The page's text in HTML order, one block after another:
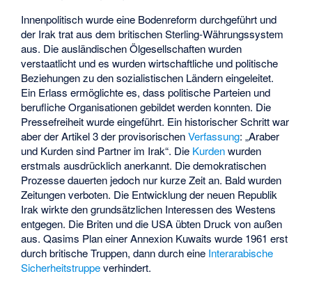
Innenpolitisch wurde eine Bodenreform durchgeführt und
der Irak trat aus dem britischen Sterling-Währungssystem
aus. Die ausländischen Ölgesellschaften wurden
verstaatlicht und es wurden wirtschaftliche und politische
Beziehungen zu den sozialistischen Ländern eingeleitet.
Ein Erlass ermöglichte es, dass politische Parteien und
berufliche Organisationen gebildet werden konnten. Die
Pressefreiheit wurde eingeführt. Ein historischer Schritt war
aber der Artikel 3 der provisorischenVerfassung: „Araber
und Kurden sind Partner im Irak“. Die Kurdenwurden
erstmals ausdrücklich anerkannt. Die demokratischen
Prozesse dauerten jedoch nur kurze Zeit an. Bald wurden
Zeitungen verboten. Die Entwicklung der neuen Republik
Irak wirkte den grundsätzlichen Interessen des Westens
entgegen. Die Briten und die USA übten Druck von außen
aus. Qasims Plan einer Annexion Kuwaits wurde 1961 erst
durch britische Truppen, dann durch eine Interarabische
Sicherheitstruppeverhindert.